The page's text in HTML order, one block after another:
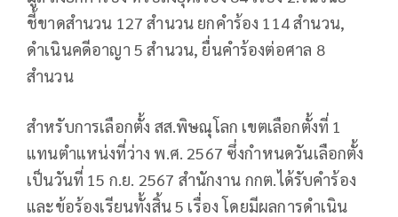
ชี้ขาดสำนวน 127 สำนวน ยกคำร้อง 114 สำนวน,
ดำเนินคดีอาญา 5 สำนวน, ยื่นคำร้องต่อศาล 8
สำนวน
สำหรับการเลือกตั้ง สส.พิษณุโลก เขตเลือกตั้งที่ 1
แทนตำแหน่งที่ว่าง พ.ศ. 2567 ซึ่งกำหนดวันเลือกตั้ง
เป็นวันที่ 15 ก.ย. 2567 สำนักงาน กกต.ได้รับคำร้อง
และข้อร้องเรียนทั้งสิ้น 5 เรื่อง โดยมีผลการดำเนิน